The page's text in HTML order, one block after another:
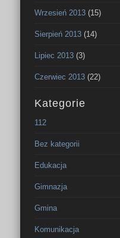
Wrzesień 2013 (15)
Sierpień 2013 (14)
Lipiec 2013 (3)
Czerwiec 2013 (22)
Kategorie
112
Bez kategorii
Edukacja
Gimnazja
Gmina
Komunikacja